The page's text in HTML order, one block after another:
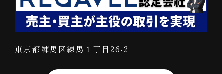
東京都練馬区練馬１丁目26-2